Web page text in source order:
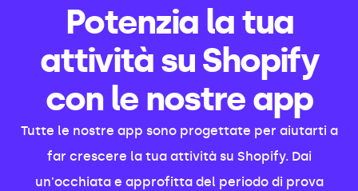
Potenzia la tua
attività su Shopify
con le nostre app
Tutte le nostre app sono progettate per aiutarti a
far crescere la tua attività su Shopify. Dai
un'occhiata e approfitta del periodo di prova